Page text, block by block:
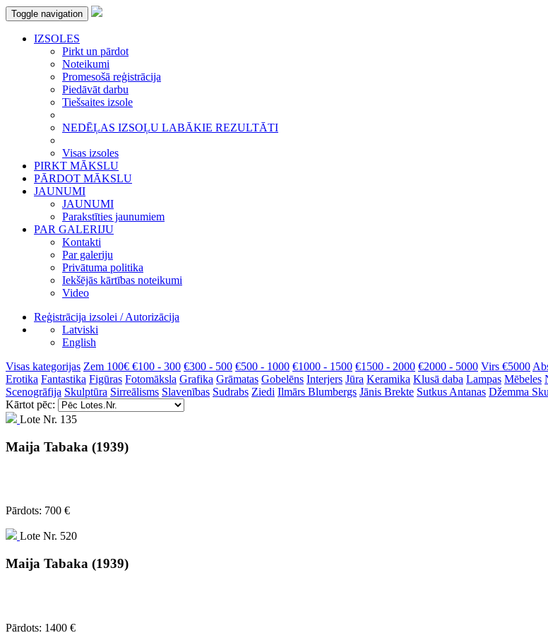
Toggle navigation
IZSOLES
Pirkt un pārdot
Noteikumi
Promesošā reģistrācija
Piedāvāt darbu
Tiešsaites izsole
NEDĒĻAS IZSOĻU LABĀKIE REZULTĀTI
Visas izsoles
PIRKT MĀKSLU
PĀRDOT MĀKSLU
JAUNUMI
JAUNUMI
Parakstīties jaunumiem
PAR GALERIJU
Kontakti
Par galeriju
Privātuma politika
Iekšējās kārtības noteikumi
Video
Reģistrācija izsolei / Autorizācija
Latviski
English
Visas kategorijas Zem 100€ €100 - 300 €300 - 500 €500 - 1000 €1000 - 1500 €1500 - 2000 €2000 - 5000 Virs €5000
Erotika Fantastika Figūras Fotomāksla Grafika Grāmatas Gobelēns Interjers Jūra Keramika Klusā daba Lampas Mēbeles
Scenogrāfija Skulptūra Sirreālisms Slavenības Sudrabs Ziedi Ilmārs Blumbergs Jānis Brekte Sutkus Antanas Džemma
Kārtot pēc:
Lote Nr. 135
Maija Tabaka (1939)
Pārdots: 700 €
Lote Nr. 520
Maija Tabaka (1939)
Pārdots: 1400 €